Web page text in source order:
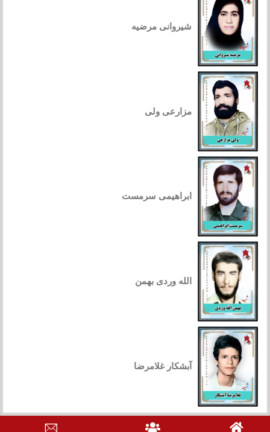
شیروانی مرضیه
مزارعی ولی
ابراهیمی سرمست
الله وردی بهمن
آبشکار غلامرضا